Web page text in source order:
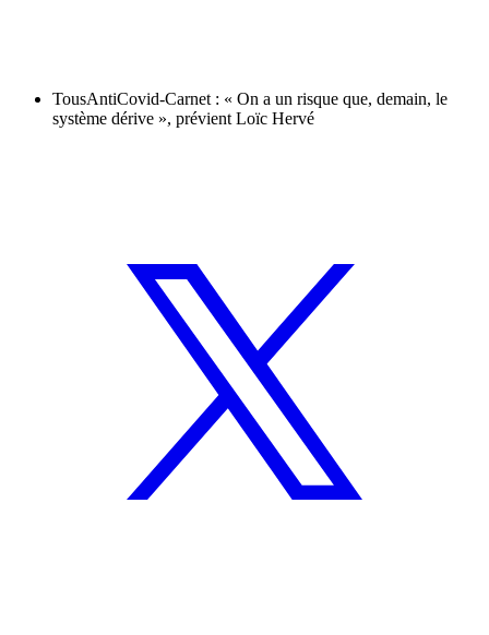
TousAntiCovid-Carnet : « On a un risque que, demain, le
système dérive », prévient Loïc Hervé